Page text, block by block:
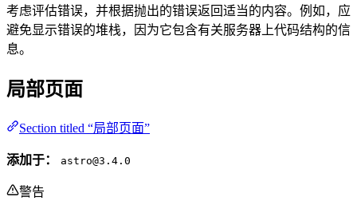
考虑评估错误，并根据抛出的错误返回适当的内容。例如，应
避免显示错误的堆栈，因为它包含有关服务器上代码结构的信
息。
局部页面
Section titled “局部页面”
添加于： astro@3.4.0
警告